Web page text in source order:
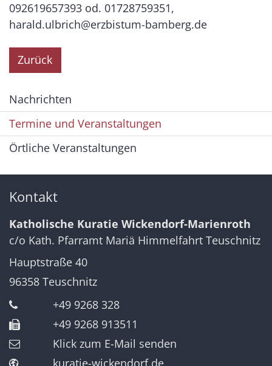
092619657393 od. 01728759351,
harald.ulbrich@erzbistum-bamberg.de
Zurück
Nachrichten
Termine und Veranstaltungen
Örtliche Veranstaltungen
Kontakt
Katholische Kuratie Wickendorf-Marienroth
c/o Kath. Pfarramt Mariä Himmelfahrt Teuschnitz
Hauptstraße 40
96358 Teuschnitz
+49 9268 328
+49 9268 913511
Klick zum E-Mail senden
kuratie-wickendorf.de